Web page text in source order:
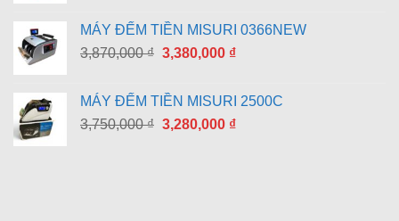
là:
8,790,000 ₫.là:
7,690,000 ₫.
MÁY ĐẾM TIỀN MISURI 0366NEW
3,870,000₫ Giá
là:
3,870,000 ₫.
3,380,000 ₫Giá
là:
3,380,000 ₫.
MÁY ĐẾM TIỀN MISURI 2500C
3,750,000₫ Giá
3,280,000 ₫Giá